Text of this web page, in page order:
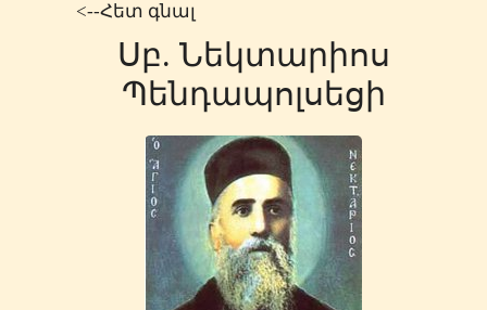
<--Հետ գնալ
Սբ. Նեկտարիոս
Պենդապոլսեցի